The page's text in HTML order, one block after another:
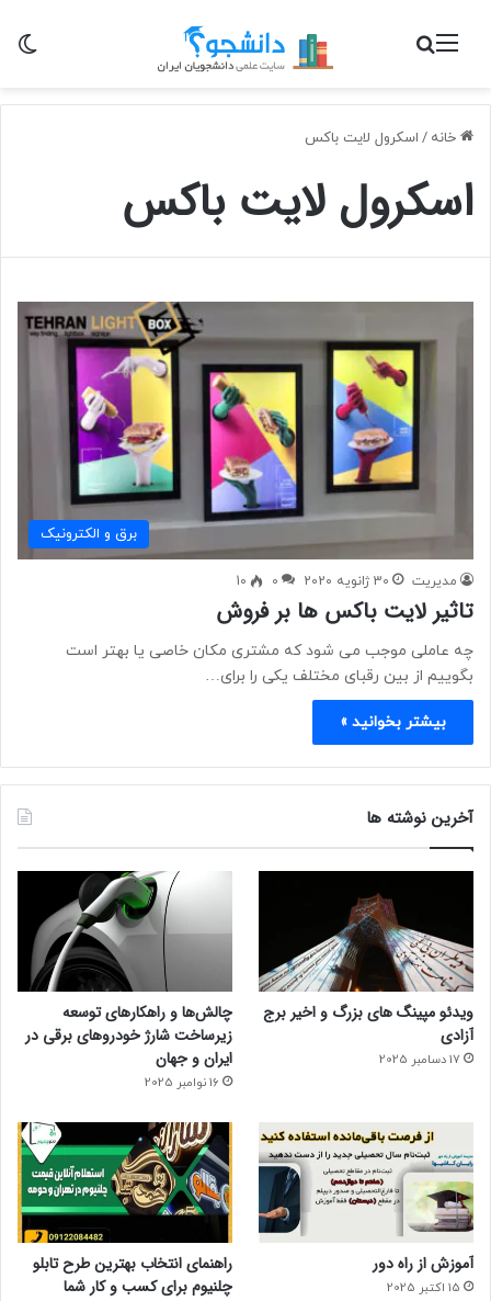
منو جستجو برای
خانه / اسکرول لایت باکس
اسکرول لایت باکس
برق و الکترونیک
مدیریت 30 ژانویه 2020 0
10
تاثیر لایت باکس ها بر فروش
چه عاملی موجب می شود که مشتری مکان خاصی یا بهتر است
بگوییم از بین رقبای مختلف یکی را برای…
بیشتر بخوانید »
آخرین نوشته ها
ویدئو مپینگ های بزرگ و اخیر برج
آزادی
17 دسامبر 2025
چالش‌ها و راهکارهای توسعه
زیرساخت شارژ خودروهای برقی در
ایران و جهان
16 نوامبر 2025
آموزش از راه دور
15 اکتبر 2025
راهنمای انتخاب بهترین طرح تابلو
چلنیوم برای کسب و کار شما